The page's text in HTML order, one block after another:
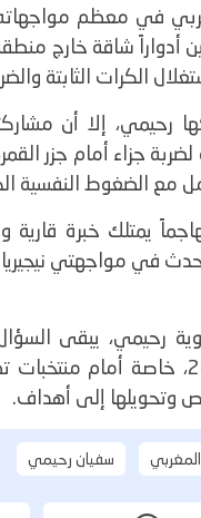
في معظم
شاقة خارج
الكرات الثابتة
رحيمي، إلا أن
جزاء أمام جزر
الضغوط النفسية
يمتلك خبرة قارية
حدث في مواجهتي
رحيمي، يبقى
المنتخب المغربي في مونديال
وتحويلها إلى أهداف.
سفيان رحيمي